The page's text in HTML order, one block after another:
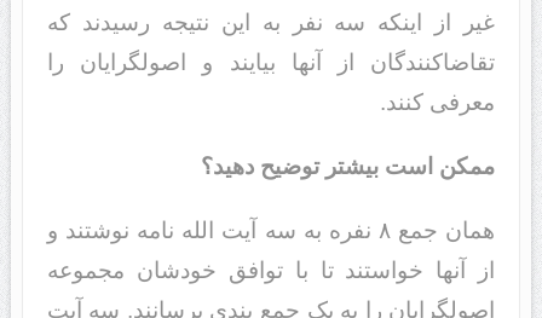
غیر از اینکه سه نفر به این نتیجه رسیدند که
تقاضاکنندگان از آنها بیایند و اصولگرایان را
معرفی کنند.
ممکن است بیشتر توضیح دهید؟
همان جمع ۸ نفره به سه آیت الله نامه نوشتند و
از آنها خواستند تا با توافق خودشان مجموعه
اصولگرایان را به یک جمع بندی برسانند. سه آیت